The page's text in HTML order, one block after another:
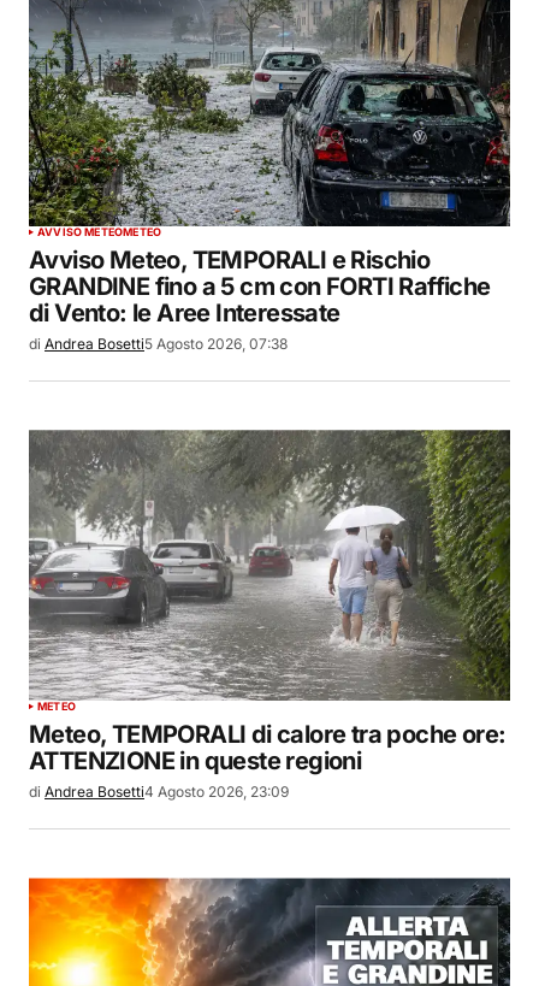
AVVISO METEOMETEO
Avviso Meteo, TEMPORALI e Rischio
GRANDINE fino a 5 cm con FORTI Raffiche
di Vento: le Aree Interessate
di Andrea Bosetti5 Agosto 2026, 07:38
METEO
Meteo, TEMPORALI di calore tra poche ore:
ATTENZIONE in queste regioni
di Andrea Bosetti4 Agosto 2026, 23:09